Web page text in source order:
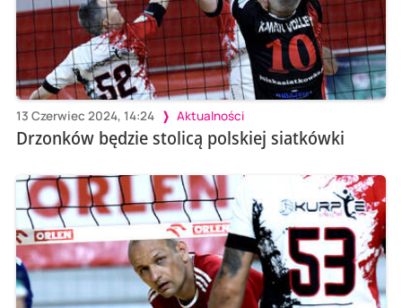
13 Czerwiec 2024, 14:24 Aktualności
Drzonków będzie stolicą polskiej siatkówki